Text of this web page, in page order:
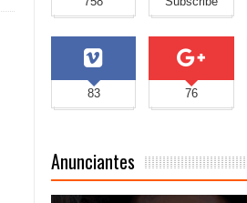
83 76
Anunciantes